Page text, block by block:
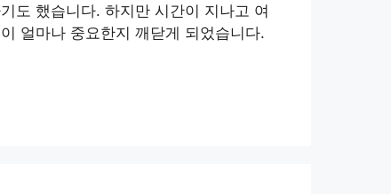
도 했습니다. 하지만 시간이 지나고 여
얼마나 중요한지 깨닫게 되었습니다.